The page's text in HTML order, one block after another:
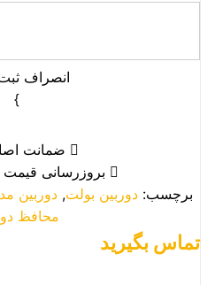
انصراف
}
ضمانت
بروزرسانی قیمت : 30 تیر
برچسب: دوربین بولت, دوربین
محافظ
تماس بگیرید